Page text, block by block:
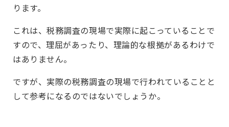
ります。
これは、税務調査の現場で実際に起こっていることで
すので、理屈があったり、理論的な根拠があるわけで
はありません。
ですが、実際の税務調査の現場で行われていることと
して参考になるのではないでしょうか。